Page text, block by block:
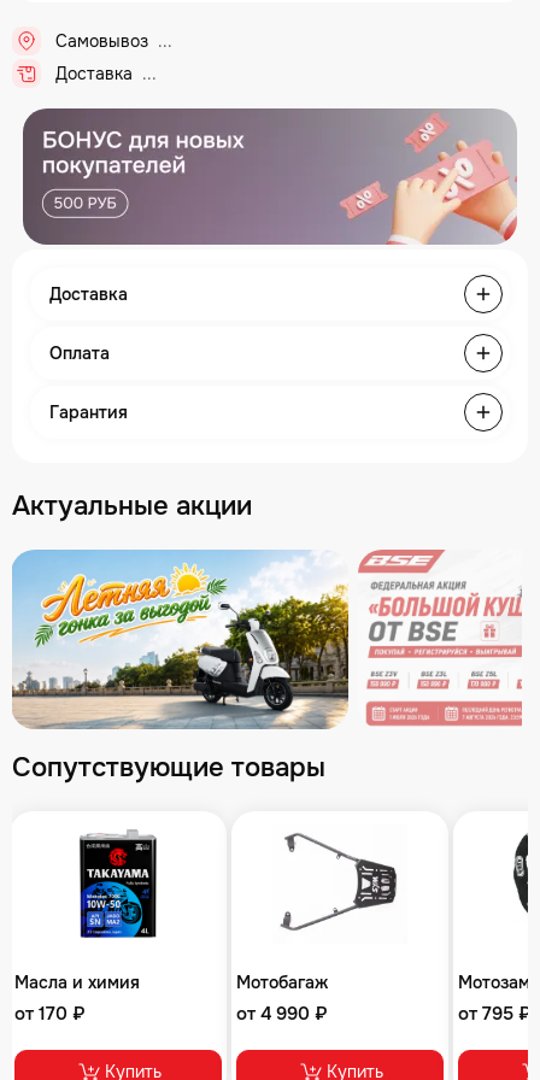
Самовывоз
Доставка
Доставка
Оплата
Гарантия
Актуальные акции
Сопутствующие товары
Масла и химия
от 170 ₽
Купить
Мотобагаж
от 4 990 ₽
Купить
от 795 ₽